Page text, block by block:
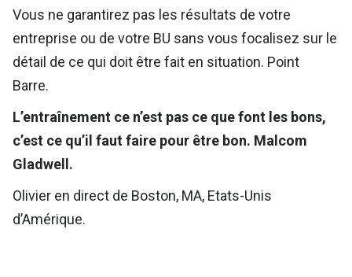
Vous ne garantirez pas les résultats de votre
entreprise ou de votre BU sans vous focalisez sur le
détail de ce qui doit être fait en situation. Point
Barre.
L’entraînement ce n’est pas ce que font les bons,
c’est ce qu’il faut faire pour être bon. Malcom
Gladwell.
Olivier en direct de Boston, MA, Etats-Unis
d’Amérique.